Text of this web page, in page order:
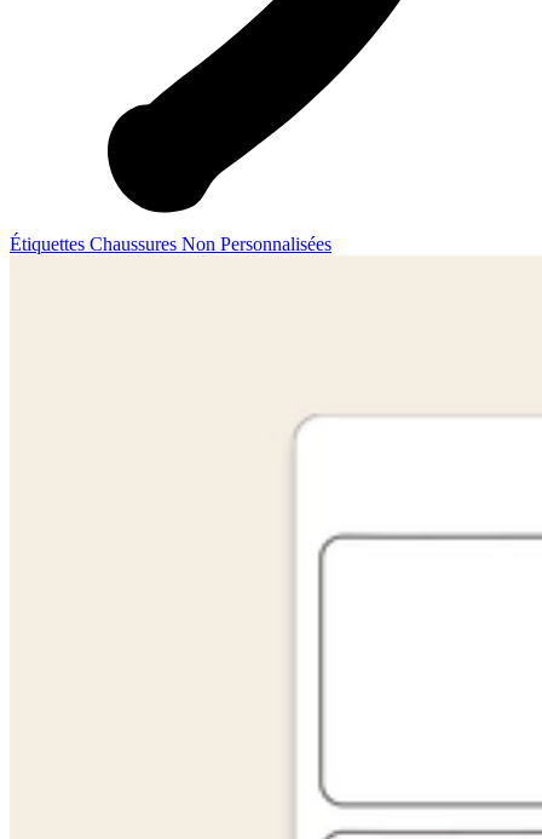
Étiquettes Chaussures Non Personnalisées